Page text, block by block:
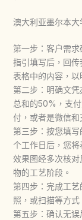
澳大利亚墨尔本大
第一步：客户需
指引填写后，回
表格中的内容，以
第二步：明确文
总和的50%，支
付，或者是微信和
第三步：按您填
个工作日后，您
效果图经多次核
物的工艺阶段。
第四步：完成工
照，或扫描等方
第五步：确认无